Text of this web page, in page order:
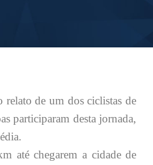
relato de um dos ciclistas de
participaram desta jornada,
até chegarem a cidade de